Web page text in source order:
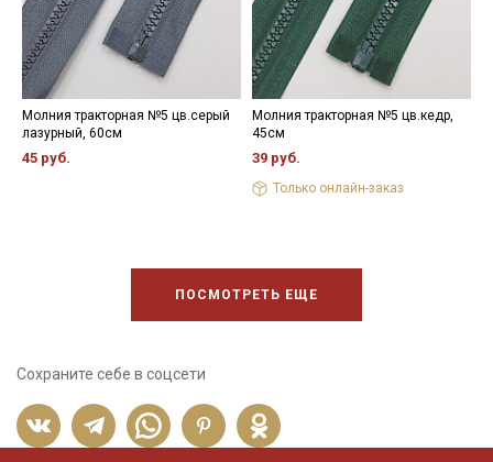
Молния тракторная №5 цв.серый
лазурный, 60см
45 руб.
Молния тракторная №5 цв.кедр,
45см
39 руб.
Только онлайн-заказ
ПОСМОТРЕТЬ ЕЩЕ
Сохраните себе в соцсети